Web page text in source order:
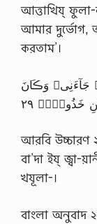
আত্তাখিয্ ফুলা-
আমার দুর্ভোগ,
করতাম’।
جَآءَنِى‌ۗ وَڪَانَ
خَذُولاً۬ ٢٩
আরবি উচ্চারণ
বা’দা ইয্ জ্বা-
খযূলা-।
বাংলা অনুবাদ